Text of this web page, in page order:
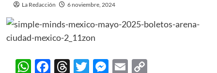
La Redacción 6 noviembre, 2024
WhatsApp
Facebook
Threads
Twitter
Messenger
EmailCopy